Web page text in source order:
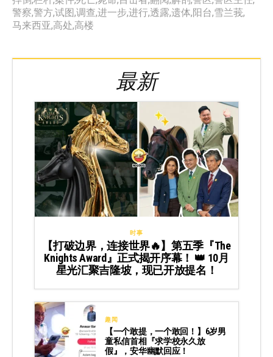
警察,警方,试图,调查,进一步,进行,透露,遗体,阳台,雪兰莪,
马来西亚,高处,高楼
最新
时事
【打破边界，连接世界🔥】第五季『The
Knights Award』正式揭开序幕！ 👑 10月
星光汇聚吉隆坡，现已开放提名！
趣闻
【一个敢提，一个敢回！】6岁男
童私信首相『求学校永久放
假』，安华幽默回应！